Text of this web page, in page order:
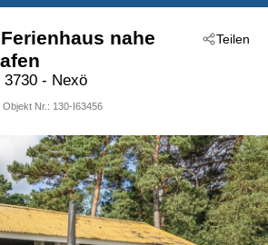
Teilen
nahe
3730 - Nexö
Objekt Nr.: 130-I63456